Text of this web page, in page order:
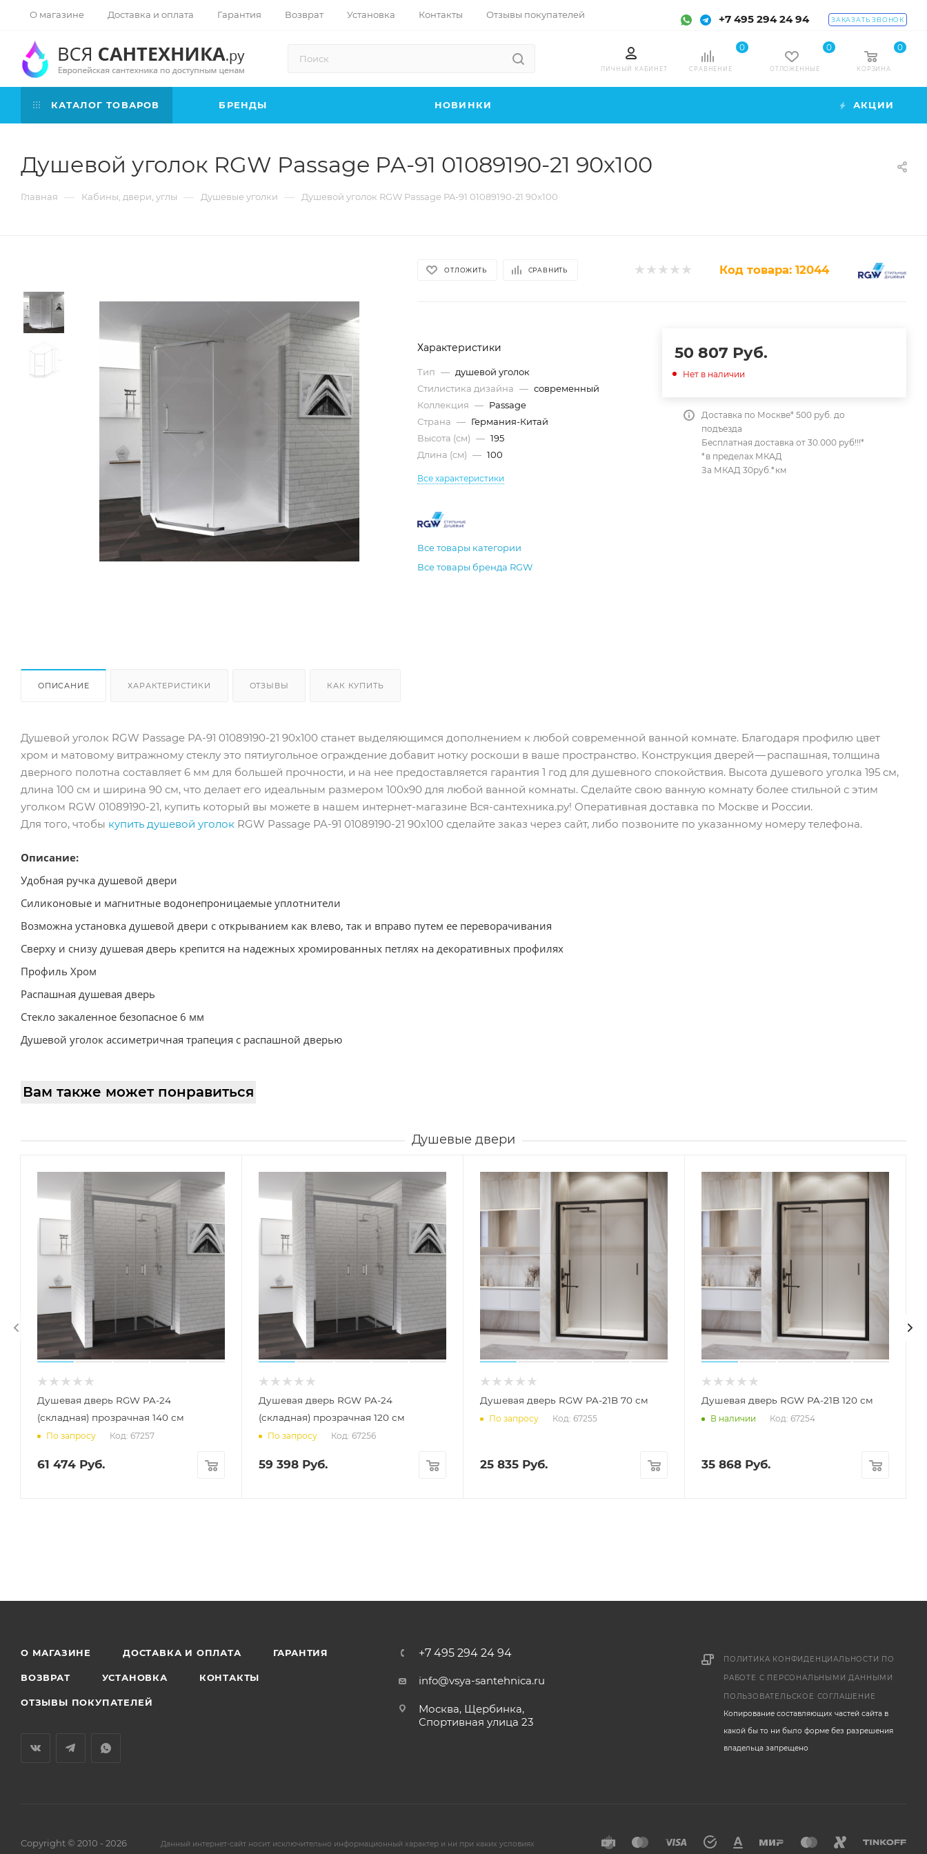
О магазине Доставка и оплата Гарантия Возврат Установка Контакты Отзывы покупателей +7 495 294 24 94 ЗАКАЗАТЬ ЗВОНОК
ЛИЧНЫЙ КАБИНЕТ СРАВНЕНИЕ
0
ОТЛОЖЕННЫЕ
0
КОРЗИНА
0
КАТАЛОГ ТОВАРОВ БРЕНДЫ НОВИНКИ АКЦИИ
Душевой уголок RGW Passage PA-91 01089190-21 90x100
Главная — Кабины, двери, углы — Душевые уголки — Душевой уголок RGW Passage PA-91 01089190-21 90x100
ОТЛОЖИТЬ СРАВНИТЬ Код товара: 12044
Характеристики
Тип — душевой уголок
Стилистика дизайна — современный
Коллекция — Passage
Страна — Германия-Китай
Высота (см) — 195
Длина (см) — 100
Все характеристики
Все товары категории
Все товары бренда RGW
50 807 Руб.
Нет в наличии
Доставка по Москве* 500 руб. до
подъезда
Бесплатная доставка от 30.000 руб!!!*
*в пределах МКАД
За МКАД 30руб.*км
ОПИСАНИЕ ХАРАКТЕРИСТИКИ ОТЗЫВЫ КАК КУПИТЬ
Душевой уголок RGW Passage PA-91 01089190-21 90x100 станет выделяющимся дополнением к любой современной ванной комнате. Благодаря профилю цвет
хром и матовому витражному стеклу это пятиугольное ограждение добавит нотку роскоши в ваше пространство. Конструкция дверей — распашная, толщина
дверного полотна составляет 6 мм для большей прочности, и на нее предоставляется гарантия 1 год для душевного спокойствия. Высота душевого уголка 195 см,
длина 100 см и ширина 90 см, что делает его идеальным размером 100x90 для любой ванной комнаты. Сделайте свою ванную комнату более стильной с этим
уголком RGW 01089190-21, купить который вы можете в нашем интернет-магазине Вся-сантехника.ру! Оперативная доставка по Москве и России.
Для того, чтобы купить душевой уголок RGW Passage PA-91 01089190-21 90x100 cделайте заказ через сайт, либо позвоните по указанному номеру телефона.
Описание:
Удобная ручка душевой двери
Силиконовые и магнитные водонепроницаемые уплотнители
Возможна установка душевой двери с открыванием как влево, так и вправо путем ее переворачивания
Сверху и снизу душевая дверь крепится на надежных хромированных петлях на декоративных профилях
Профиль Хром
Распашная душевая дверь
Стекло закаленное безопасное 6 мм
Душевой уголок ассиметричная трапеция с распашной дверью
Вам также может понравиться
Душевые двери
Душевая дверь RGW PA-24
(складная) прозрачная 140 см
По запросу Код: 67257
61 474 Руб.
Душевая дверь RGW PA-24
(складная) прозрачная 120 см
По запросу Код: 67256
59 398 Руб.
Душевая дверь RGW PA-21B 70 см
По запросу Код: 67255
25 835 Руб.
Душевая дверь RGW PA-21B 120 см
В наличии Код: 67254
35 868 Руб.
О МАГАЗИНЕ ДОСТАВКА И ОПЛАТА ГАРАНТИЯ
ВОЗВРАТ УСТАНОВКА КОНТАКТЫ
ОТЗЫВЫ ПОКУПАТЕЛЕЙ
+7 495 294 24 94
info@vsya-santehnica.ru
Москва, Щербинка,
Спортивная улица 23
ПОЛИТИКА КОНФИДЕНЦИАЛЬНОСТИ ПО
РАБОТЕ С ПЕРСОНАЛЬНЫМИ ДАННЫМИ
ПОЛЬЗОВАТЕЛЬСКОЕ СОГЛАШЕНИЕ
Копирование составляющих частей сайта в
какой бы то ни было форме без разрешения
владельца запрещено
Copyright © 2010 - 2026 Данный интернет-сайт носит исключительно информационный характер и ни при каких условиях